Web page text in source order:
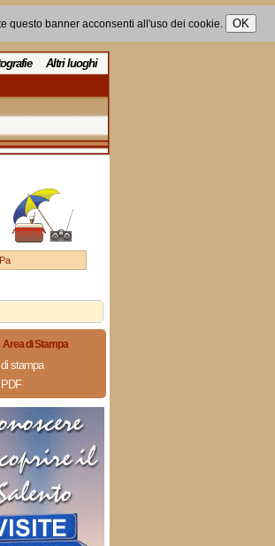
questo banner acconsenti all'uso dei cookie.
Altri luoghi
Area di Stampa
stampa